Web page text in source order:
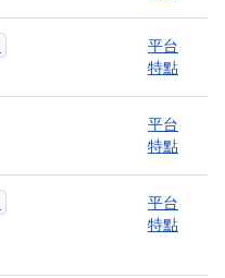
平台
特點
平台
特點
平台
特點